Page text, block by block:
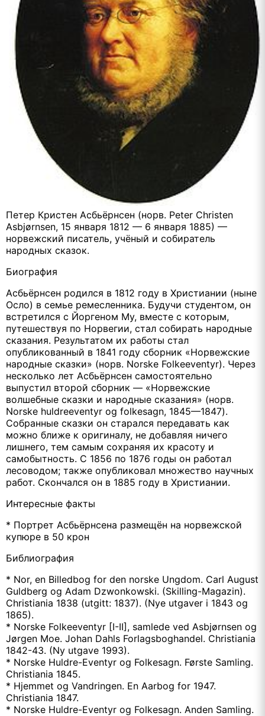
Петер Кристен Асбьёрнсен (норв. Peter Christen
Asbjørnsen, 15 января 1812 — 6 января 1885) —
норвежский писатель, учёный и собиратель
народных сказок.
Биография
Асбьёрнсен родился в 1812 году в Христиании (ныне
Осло) в семье ремесленника. Будучи студентом, он
встретился с Йоргеном Му, вместе с которым,
путешествуя по Норвегии, стал собирать народные
сказания. Результатом их работы стал
опубликованный в 1841 году сборник «Норвежские
народные сказки» (норв. Norske Folkeeventyr). Через
несколько лет Асбьёрнсен самостоятельно
выпустил второй сборник — «Норвежские
волшебные сказки и народные сказания» (норв.
Norske huldreeventyr og folkesagn, 1845—1847).
Собранные сказки он старался передавать как
можно ближе к оригиналу, не добавляя ничего
лишнего, тем самым сохраняя их красоту и
самобытность. С 1856 по 1876 годы он работал
лесоводом; также опубликовал множество научных
работ. Скончался он в 1885 году в Христиании.
Интересные факты
* Портрет Асбьёрнсена размещён на норвежской
купюре в 50 крон
Библиография
* Nor, en Billedbog for den norske Ungdom. Carl August
Guldberg og Adam Dzwonkowski. (Skilling-Magazin).
Christiania 1838 (utgitt: 1837). (Nye utgaver i 1843 og
1865).
* Norske Folkeeventyr [I-II], samlede ved Asbjørnsen og
Jørgen Moe. Johan Dahls Forlagsboghandel. Christiania
1842-43. (Ny utgave 1993).
* Norske Huldre-Eventyr og Folkesagn. Første Samling.
Christiania 1845.
* Hjemmet og Vandringen. En Aarbog for 1947.
Christiania 1847.
* Norske Huldre-Eventyr og Folkesagn. Anden Samling.